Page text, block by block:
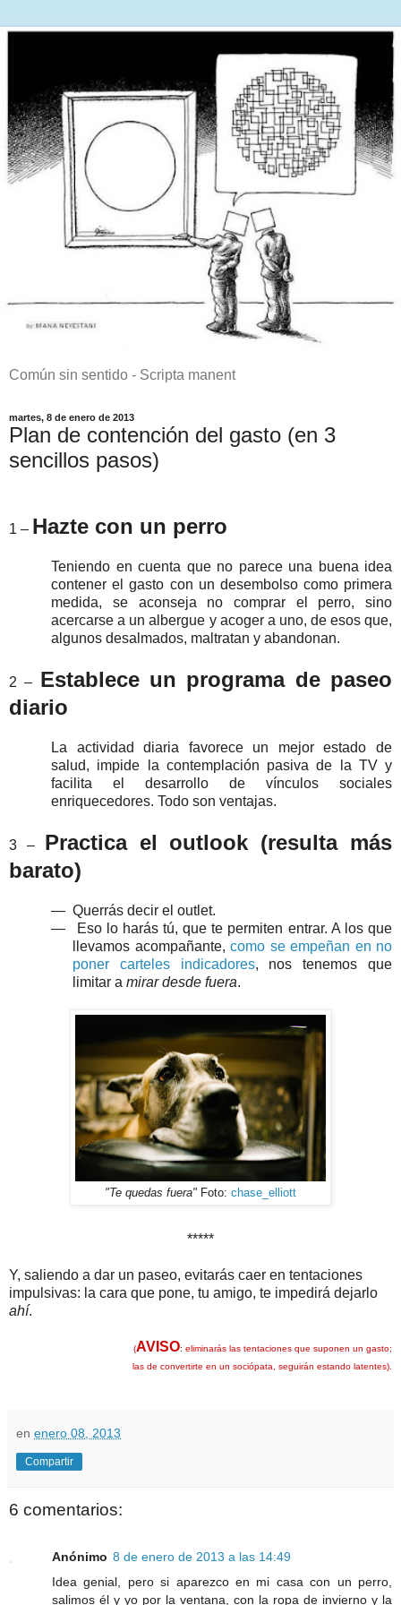
Común sin sentido - Scripta manent
martes, 8 de enero de 2013
Plan de contención del gasto (en 3
sencillos pasos)
1 – Hazte con un perro
Teniendo en cuenta que no parece una buena idea
contener el gasto con un desembolso como primera
medida, se aconseja no comprar el perro, sino
acercarse a un albergue y acoger a uno, de esos que,
algunos desalmados, maltratan y abandonan.
2 – Establece un programa de paseo
diario
La actividad diaria favorece un mejor estado de
salud, impide la contemplación pasiva de la TV y
facilita el desarrollo de vínculos sociales
enriquecedores. Todo son ventajas.
3 – Practica el outlook (resulta más
barato)
— Querrás decir el outlet.
—
Eso lo harás tú, que te permiten entrar. A los que
llevamos acompañante,como se empeñan en no
poner carteles indicadores, nos tenemos que
limitar amirar desde fuera.
"Te quedas fuera" Foto: chase_elliott
*****
Y, saliendo a dar un paseo, evitarás caer en tentaciones
impulsivas: la cara que pone, tu amigo, te impedirá dejarlo
ahí.
(AVISO: eliminarás las tentaciones que suponen un gasto;
las de convertirte en un sociópata, seguirán estando latentes).
en enero 08, 2013
Compartir
6 comentarios:
Anónimo 8 de enero de 2013 a las 14:49
Idea genial, pero si aparezco en mi casa con un perro,
salimos él y yo por la ventana, con la ropa de invierno y la